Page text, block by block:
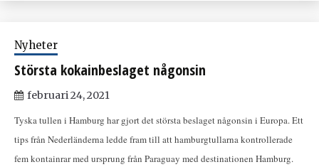
Nyheter
Största kokainbeslaget någonsin
februari 24, 2021
Tyska tullen i Hamburg har gjort det största beslaget någonsin i Europa. Ett
tips från Nederländerna ledde fram till att hamburgtullarna kontrollerade
fem kontainrar med ursprung från Paraguay med destinationen Hamburg.